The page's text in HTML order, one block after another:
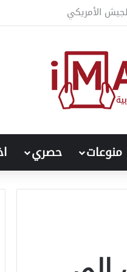
النزاع السوداني
منوعات حصري